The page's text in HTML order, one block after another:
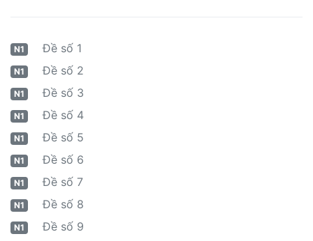
N1 Đề số 1
N1 Đề số 2
N1 Đề số 3
N1 Đề số 4
N1 Đề số 5
N1 Đề số 6
N1 Đề số 7
N1 Đề số 8
N1 Đề số 9